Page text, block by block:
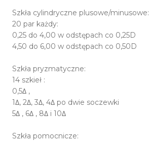
Szkła cylindryczne plusowe/minusowe:
20 par każdy:
0,25 do 4,00 w odstępach co 0,25D
4,50 do 6,00 w odstępach co 0,50D
Szkła pryzmatyczne:
14 szkieł :
0,5Δ ,
1Δ, 2Δ, 3Δ, 4Δ po dwie soczewki
5Δ , 6Δ , 8Δ i 10Δ
Szkła pomocnicze: